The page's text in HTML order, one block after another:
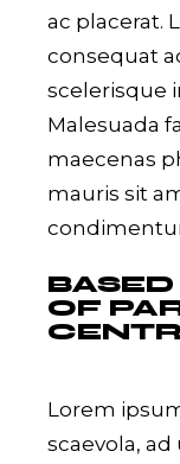
ac placerat.
consequat
scelerisque
Malesuada
maecenas
mauris sit
OF
Lorem
scaevola,